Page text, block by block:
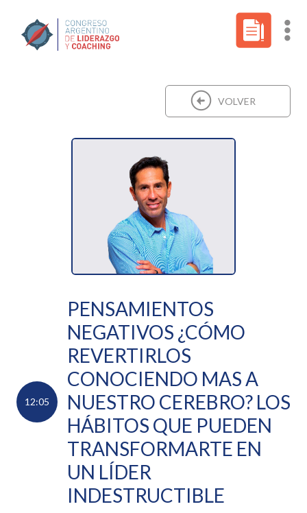
VOLVER
12:05
PENSAMIENTOS
NEGATIVOS ¿CÓMO
REVERTIRLOS
CONOCIENDO MAS A
NUESTRO CEREBRO? LOS
HÁBITOS QUE PUEDEN
TRANSFORMARTE EN
UN LÍDER
INDESTRUCTIBLE